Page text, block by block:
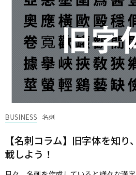
BUSINESS 名刺
【名刺コラム】旧字体を知
載しよう！